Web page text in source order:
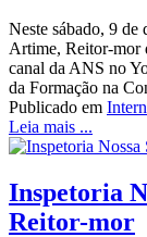
Neste sábado, 9 de
Artime, Reitor-mor
canal da ANS no
da Formação na
Publicado em
Leia mais ...
Inspetoria
Reitor-mor